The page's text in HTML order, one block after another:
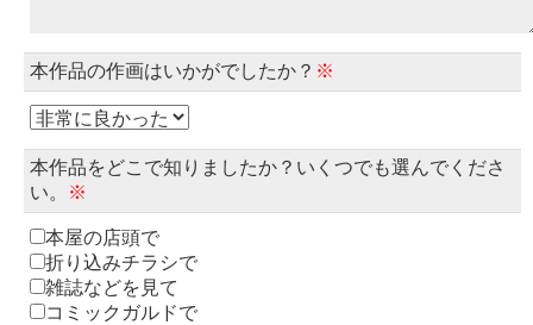
本作品の作画はいかがでしたか？ ※
本作品をどこで知りましたか？いくつでも選んでくださ
い。
※
本屋の店頭で
折り込みチラシで
雑誌などを見て
コミックガルドで